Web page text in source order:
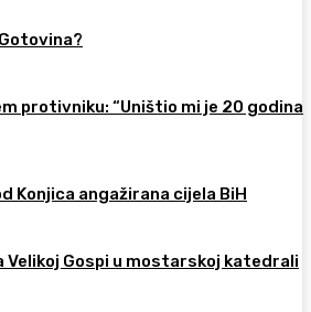
protivniku: “Uništio mi je 20 godina
Konjica angažirana cijela BiH
Velikoj Gospi u mostarskoj katedrali